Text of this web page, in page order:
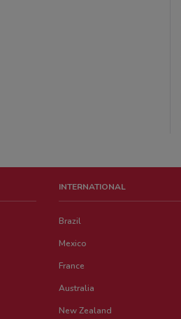
INTERNATIONAL
Brazil
Mexico
France
Australia
New Zealand